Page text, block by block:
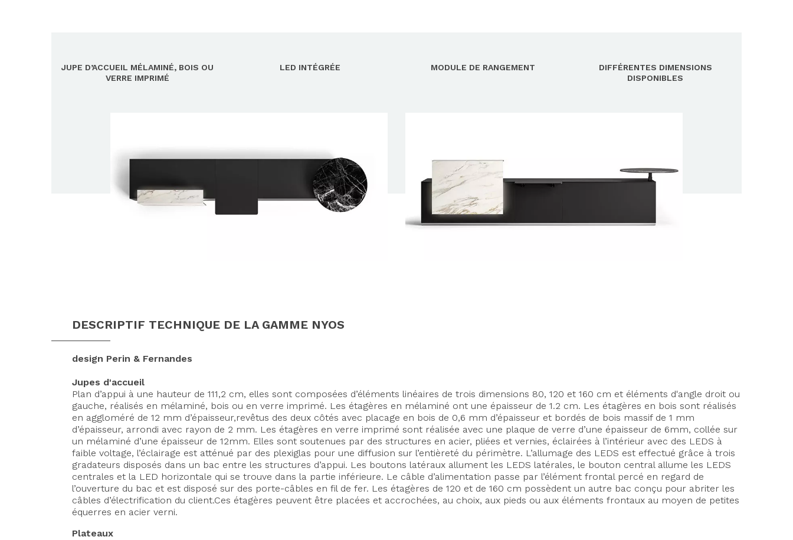
JUPE D’ACCUEIL MÉLAMINÉ, BOIS OU
VERRE IMPRIMÉ
LED INTÉGRÉE MODULE DE RANGEMENT
DIFFÉRENTES DIMENSIONS
DISPONIBLES
DESCRIPTIF TECHNIQUE DE LA GAMME NYOS
design Perin & Fernandes
Jupes d'accueil
Plan d’appui à une hauteur de 111,2 cm, elles sont composées d’éléments linéaires de trois dimensions 80, 120 et 160 cm et éléments d'angle droit ou
gauche, réalisés en mélaminé, bois ou en verre imprimé. Les étagères en mélaminé ont une épaisseur de 1.2 cm. Les étagères en bois sont réalisés
en aggloméré de 12 mm d’épaisseur,revêtus des deux côtés avec placage en bois de 0,6 mm d’épaisseur et bordés de bois massif de 1 mm
d’épaisseur, arrondi avec rayon de 2 mm. Les étagères en verre imprimé sont réalisée avec une plaque de verre d’une épaisseur de 6mm, collée sur
un mélaminé d’une épaisseur de 12mm. Elles sont soutenues par des structures en acier, pliées et vernies, éclairées à l’intérieur avec des LEDS à
faible voltage, l’éclairage est atténué par des plexiglas pour une diffusion sur l’entièreté du périmètre. L’allumage des LEDS est effectué grâce à trois
gradateurs disposés dans un bac entre les structures d’appui. Les boutons latéraux allument les LEDS latérales, le bouton central allume les LEDS
centrales et la LED horizontale qui se trouve dans la partie inférieure. Le câble d’alimentation passe par l’élément frontal percé en regard de
l’ouverture du bac et est disposé sur des porte-câbles en fil de fer. Les étagères de 120 et de 160 cm possèdent un autre bac conçu pour abriter les
câbles d’électrification du client.Ces étagères peuvent être placées et accrochées, au choix, aux pieds ou aux éléments frontaux au moyen de petites
équerres en acier verni.
Plateaux